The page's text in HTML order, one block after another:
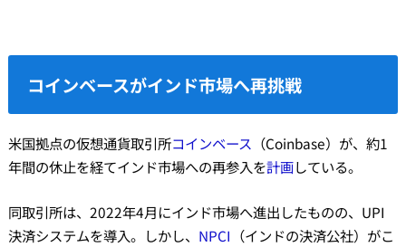
コインベースがインド市場へ再挑戦
米国拠点の仮想通貨取引所コインベース （Coinbase）が、約1
年間の休止を経てインド市場への再参入を計画している。
同取引所は、2022年4月にインド市場へ進出したものの、UPI
決済システムを導入。しかし、 NPCI （インドの決済公社）がこ